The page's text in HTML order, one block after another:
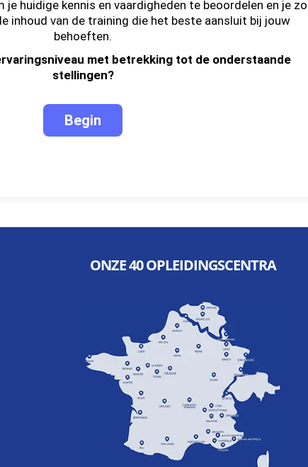
huidige kennis en vaardigheden te beoordelen en je zo
inhoud van de training die het beste aansluit bij jouw
behoeften.
met betrekking tot de onderstaande
stellingen?
ONZE 40 OPLEIDINGSCENTRA